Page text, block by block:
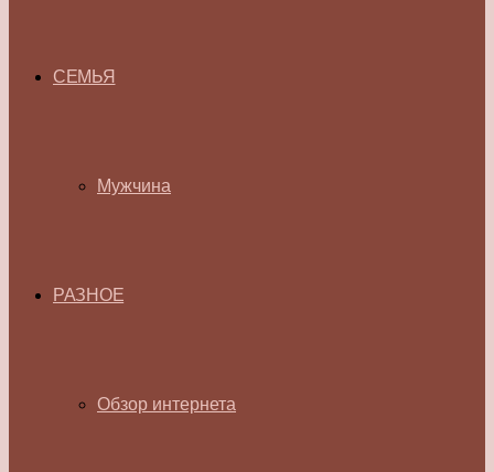
СЕМЬЯ
Мужчина
РАЗНОЕ
Обзор интернета